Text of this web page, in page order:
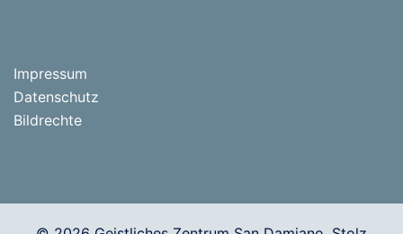
Impressum
Datenschutz
Bildrechte